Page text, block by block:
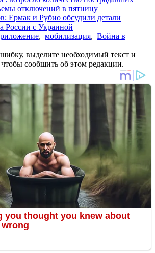
отключений в пятницу
Ермак и Рубио обсудили детали
России с Украиной
, мобилизация, Война в
выделите необходимый текст и
сообщить об этом редакции.